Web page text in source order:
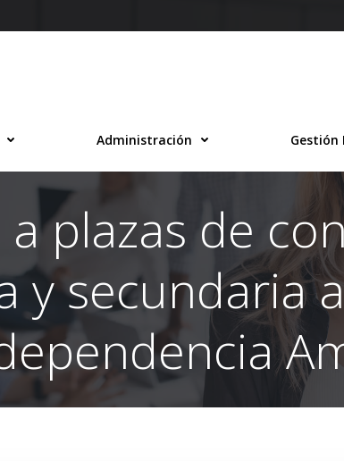
Administración
plazas de
y secundaria